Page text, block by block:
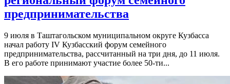
предпринимательства
9 июля в Таштагольском муниципальном округе Кузбасса
начал работу IV Кузбасский форум семейного
предпринимательства, рассчитанный на три дня, до 11 июля.
В его работе принимают участие более 50-ти...